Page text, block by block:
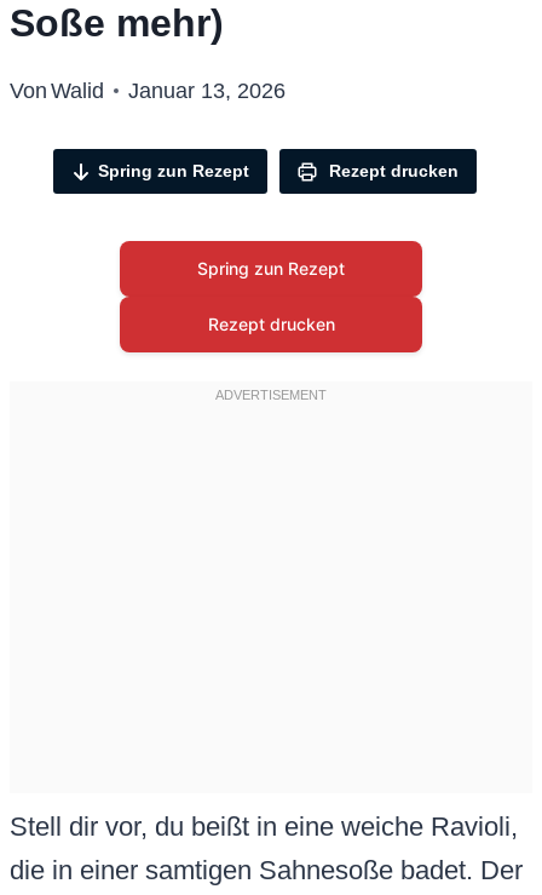
Soße mehr)
Von Walid Januar 13, 2026
Spring zun Rezept Rezept drucken
Spring zun Rezept
Rezept drucken
Stell dir vor, du beißt in eine weiche Ravioli,
die in einer samtigen Sahnesoße badet. Der